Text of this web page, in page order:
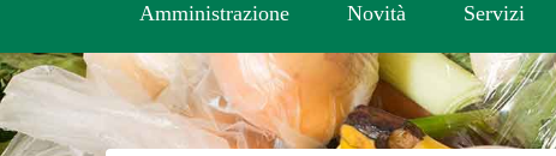
Amministrazione Novità Servizi
Contenuti in evidenza